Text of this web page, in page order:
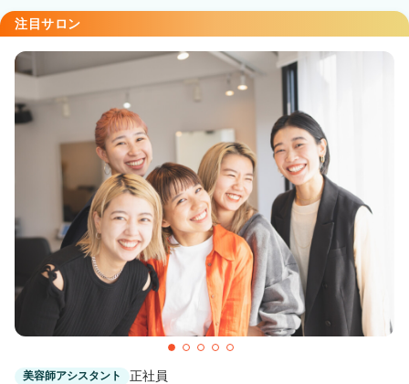
Agu hair viola 弘前駅前店
Agu hair viseo 弘前早稲田店
弘前駅 車9分
Agu hairbless小比内
弘前東高前駅 徒歩10分
Agu hair veil弘前
弘前駅 徒歩15分
メンズサロンFADE&LINE 弘前
弘前駅 車11分
注目サロン
美容師アシスタント 正社員